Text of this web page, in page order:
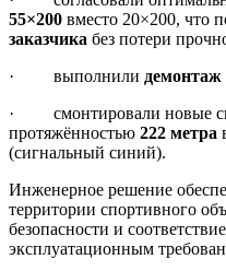
55×200 вместо 20×200, что
заказчика без потери
· выполнили демонтаж
· смонтировали новые
протяжённостью 222 метра
(сигнальный синий).
Инженерное решение
территории спортивного
безопасности и
эксплуатационным